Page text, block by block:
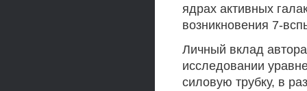
ядрах активных
возникновения 7-
Личный вклад
исследовании
силовую трубку, в